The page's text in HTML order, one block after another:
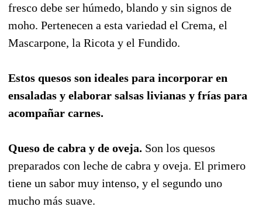
fresco debe ser húmedo, blando y sin signos de
moho. Pertenecen a esta variedad el Crema, el
Mascarpone, la Ricota y el Fundido.
Estos quesos son ideales para incorporar en
ensaladas y elaborar salsas livianas y frías para
acompañar carnes.
Queso de cabra y de oveja. Son los quesos
preparados con leche de cabra y oveja. El primero
tiene un sabor muy intenso, y el segundo uno
mucho más suave.